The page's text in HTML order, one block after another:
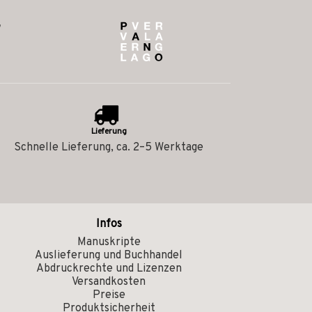
Lieferung
Schnelle Lieferung, ca. 2–5 Werktage
Infos
Manuskripte
Auslieferung und Buchhandel
Abdruckrechte und Lizenzen
Versandkosten
Preise
Produktsicherheit